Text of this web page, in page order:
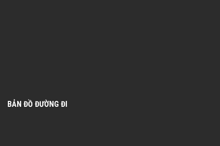
BẢN ĐỒ ĐƯỜNG ĐI